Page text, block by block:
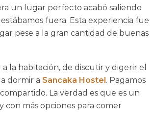
un lugar perfecto acabó saliendo
fuera. Esta experiencia fue
pese a la gran cantidad de buenas
la habitación, de discutir y digerir el
dormir a Sancaka Hostel. Pagamos
La verdad es que es un
con más opciones para comer